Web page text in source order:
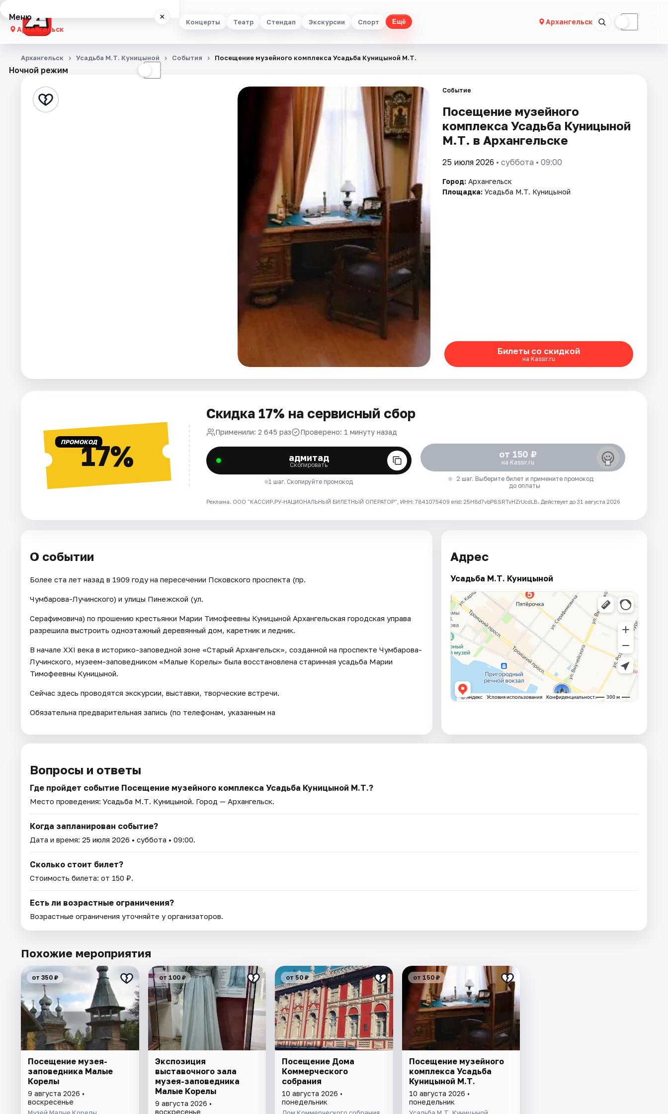
Концерты Театр Стендап Экскурсии Спорт Ещё Архангельск ☾
Меню ×
Архангельск
Концерты
Стендап
Ночной режим ☾
Архангельск Усадьба М.Т. Куницыной События Посещение музейного комплекса Усадьба Куницыной М.Т.
Событие
Посещение музейного
комплекса Усадьба Куницыной
М.Т. в Архангельске
25 июля 2026 • суббота • 09:00
Город: Архангельск
Площадка: Усадьба М.Т. Куницыной
Билеты со скидкой
на Kassir.ru
ПРОМОКОД17%
Скидка 17% на сервисный сбор
Применили: 2 645 раз Проверено: 1 минуту назад
адмитад
Скопировать
1 шаг. Скопируйте промокод
от 150 ₽
на Kassir.ru
2 шаг. Выберите билет и примените промокод
до оплаты
Реклама. ООО "КАССИР.РУ-НАЦИОНАЛЬНЫЙ БИЛЕТНЫЙ ОПЕРАТОР", ИНН: 7841075409 erid: 25H8d7vbP8SRTvHZrUcdLB. Действует до 31 августа 2026
О событии
Более ста лет назад в 1909 году на пересечении Псковского проспекта (пр.
Чумбарова-Лучинского) и улицы Пинежской (ул.
Серафимовича) по прошению крестьянки Марии Тимофеевны Куницыной Архангельская городская управа
разрешила выстроить одноэтажный деревянный дом, каретник и ледник.
В начале ХХI века в историко-заповедной зоне «Старый Архангельск», созданной на проспекте Чумбарова-
Лучинского, музеем-заповедником «Малые Корелы» была восстановлена старинная усадьба Марии
Тимофеевны Куницыной.
Сейчас здесь проводятся экскурсии, выставки, творческие встречи.
Обязательна предварительная запись (по телефонам, указанным на
Адрес
Усадьба М.Т. Куницыной
Вопросы и ответы
Где пройдет событие Посещение музейного комплекса Усадьба Куницыной М.Т.?
Место проведения: Усадьба М.Т. Куницыной. Город — Архангельск.
Когда запланирован событие?
Дата и время: 25 июля 2026 • суббота • 09:00.
Сколько стоит билет?
Стоимость билета: от 150 ₽.
Есть ли возрастные ограничения?
Возрастные ограничения уточняйте у организаторов.
Похожие мероприятия
от 350 ₽
Посещение музея-
заповедника Малые
Корелы
9 августа 2026 •
воскресенье
Музей Малые Корелы
от 100 ₽
Экспозиция
выставочного зала
музея-заповедника
Малые Корелы
9 августа 2026 •
воскресенье
от 50 ₽
Посещение Дома
Коммерческого
собрания
10 августа 2026 •
понедельник
Дом Коммерческого собрания
от 150 ₽
Посещение музейного
комплекса Усадьба
Куницыной М.Т.
10 августа 2026 •
понедельник
Усадьба М.Т. Куницыной